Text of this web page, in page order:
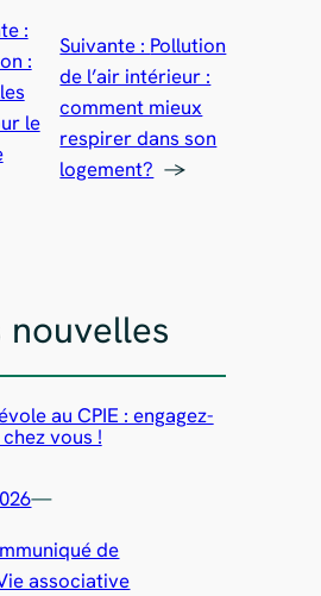
:
:
le
Suivante : Pollution
de l’air intérieur :
comment mieux
respirer dans son
logement? →
nouvelles
au CPIE : engagez-
vous !
—
de
associative